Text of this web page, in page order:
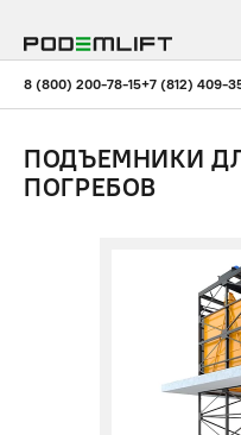
8 (800) 200-78-15+7 (812) 409-
ПОДЪЕМНИКИ
ПОГРЕБОВ